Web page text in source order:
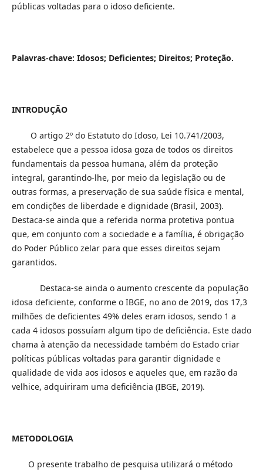
públicas voltadas para o idoso deficiente.
Palavras-chave: Idosos; Deficientes; Direitos; Proteção.
INTRODUÇÃO
O artigo 2º do Estatuto do Idoso, Lei 10.741/2003,
estabelece que a pessoa idosa goza de todos os direitos
fundamentais da pessoa humana, além da proteção
integral, garantindo-lhe, por meio da legislação ou de
outras formas, a preservação de sua saúde física e mental,
em condições de liberdade e dignidade (Brasil, 2003).
Destaca-se ainda que a referida norma protetiva pontua
que, em conjunto com a sociedade e a família, é obrigação
do Poder Público zelar para que esses direitos sejam
garantidos.
Destaca-se ainda o aumento crescente da população
idosa deficiente, conforme o IBGE, no ano de 2019, dos 17,3
milhões de deficientes 49% deles eram idosos, sendo 1 a
cada 4 idosos possuíam algum tipo de deficiência. Este dado
chama à atenção da necessidade também do Estado criar
políticas públicas voltadas para garantir dignidade e
qualidade de vida aos idosos e aqueles que, em razão da
velhice, adquiriram uma deficiência (IBGE, 2019).
METODOLOGIA
O presente trabalho de pesquisa utilizará o método